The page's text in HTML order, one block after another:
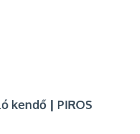
kendő | PIROS